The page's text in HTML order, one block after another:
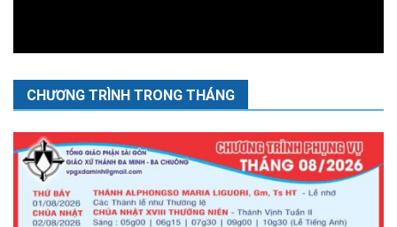
CHƯƠNG TRÌNH TRONG THÁNG